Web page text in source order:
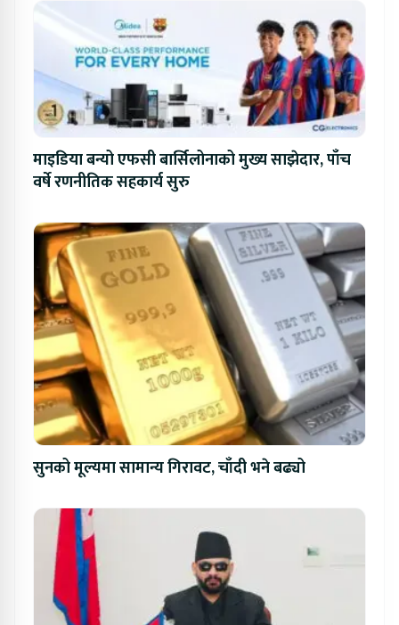
माइडिया बन्यो एफसी बार्सिलोनाको मुख्य साझेदार, पाँच
वर्षे रणनीतिक सहकार्य सुरु
सुनको मूल्यमा सामान्य गिरावट, चाँदी भने बढ्यो